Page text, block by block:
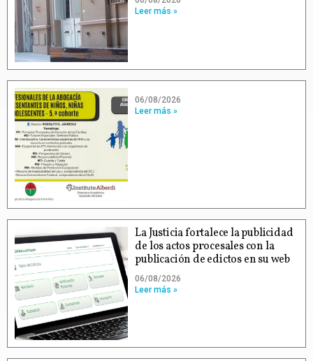
Leer más »
06/08/2026
Leer más »
La Justicia fortalece la publicidad
de los actos procesales con la
publicación de edictos en su web
06/08/2026
Leer más »